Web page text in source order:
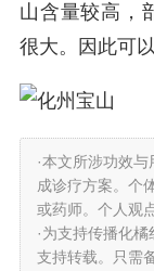
山含量较高，
很大。因此可
·本文所涉功效
成诊疗方案。个
或药师。个人观
·为支持传播化
支持转载。只需